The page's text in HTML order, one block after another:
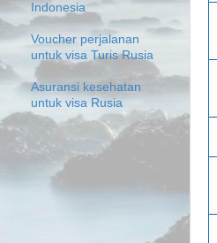
Indonesia
Voucher perjalanan
untuk visa Turis Rusia
Asuransi kesehatan
untuk visa Rusia